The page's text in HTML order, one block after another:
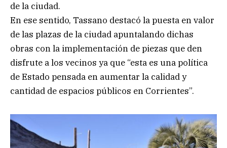
de la ciudad.
En ese sentido, Tassano destacó la puesta en valor
de las plazas de la ciudad apuntalando dichas
obras con la implementación de piezas que den
disfrute a los vecinos ya que “esta es una política
de Estado pensada en aumentar la calidad y
cantidad de espacios públicos en Corrientes”.